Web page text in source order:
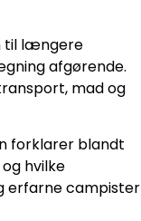
til længere
afgørende.
mad og
forklarer blandt
hvilke
erfarne campister